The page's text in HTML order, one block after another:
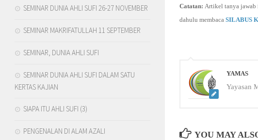
Catatan: Artikel tanya jawab
dahulu membaca SILABUS
YAMAS
Yayasan
YOU MAY
SEMINAR DUNIA AHLI SUFI 26-27 NOVEMBER
SEMINAR MAKRIFATULLAH 11 SEPTEMBER
SEMINAR, DUNIA AHLI SUFI
SEMINAR DUNIA AHLI SUFI DALAM SATU
KERTAS KAJIAN
SIAPA ITU AHLI SUFI (3)
PENGENALAN DI ALAM AZALI